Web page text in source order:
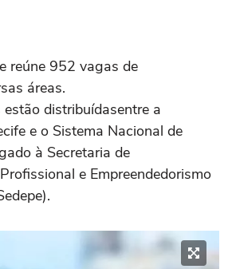
reúne 952 vagas de
áreas.
distribuídasentre a
e o Sistema Nacional de
à Secretaria de
e Empreendedorismo